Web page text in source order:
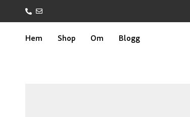
Hem Shop Om Blogg